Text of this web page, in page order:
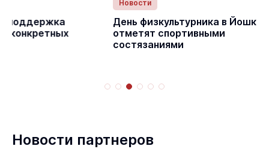
День физкультурника в Йошкар-Оле
отметят спортивными
Депутат
Сергей
Новости партнеров